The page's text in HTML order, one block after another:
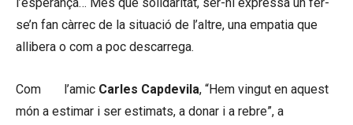
se’n fan càrrec de la situació de l’altre, una empatia que
allibera o com a poc descarrega.
Com l’amic Carles Capdevila, “Hem vingut en aquest
món a estimar i ser estimats, a donar i a rebre”, a